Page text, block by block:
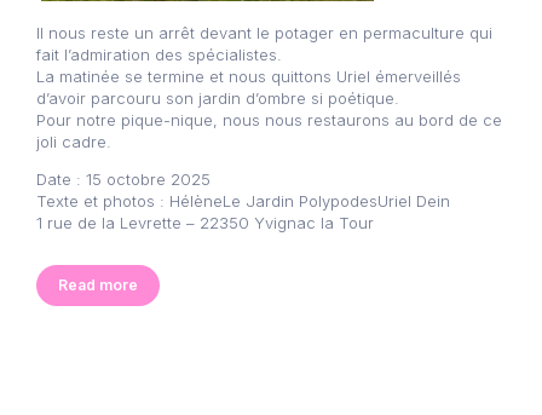
Il nous reste un arrêt devant le potager en permaculture qui
fait l’admiration des spécialistes.
La matinée se termine et nous quittons Uriel émerveillés
d’avoir parcouru son jardin d’ombre si poétique.
Pour notre pique-nique, nous nous restaurons au bord de ce
joli cadre.
Date : 15 octobre 2025
Texte et photos : HélèneLe Jardin PolypodesUriel Dein
1 rue de la Levrette – 22350 Yvignac la Tour
Read more